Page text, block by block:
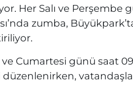
Her Salı ve Perşembe
zumba,
Cumartesi günü saat